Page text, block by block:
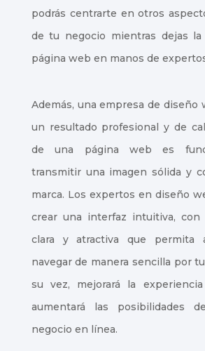
podrás centrarte en otros
de tu negocio mientras dejas
página web en manos de
Además, una empresa de diseño
un resultado profesional y de
de una página web es
transmitir una imagen sólida y
marca. Los expertos en diseño
crear una interfaz intuitiva, con
clara y atractiva que permita
navegar de manera sencilla por
su vez, mejorará la
aumentará las posibilidades
negocio en línea.